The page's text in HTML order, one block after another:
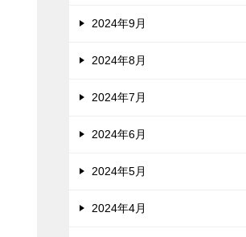
2024年9月
2024年8月
2024年7月
2024年6月
2024年5月
2024年4月